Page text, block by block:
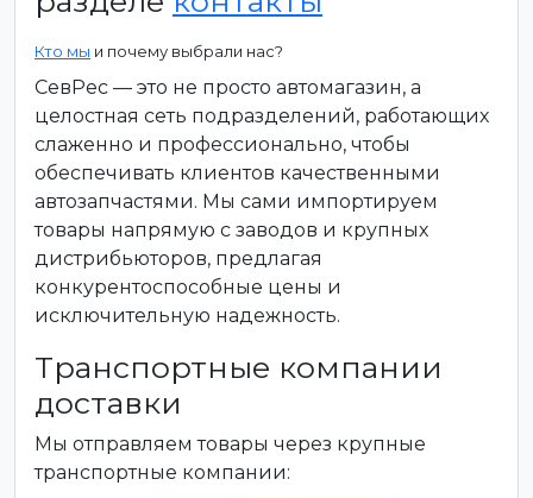
Кто мы и почему выбрали нас?
СевРес — это не просто автомагазин, а
целостная сеть подразделений, работающих
слаженно и профессионально, чтобы
обеспечивать клиентов качественными
автозапчастями. Мы сами импортируем
товары напрямую с заводов и крупных
дистрибьюторов, предлагая
конкурентоспособные цены и
исключительную надежность.
Транспортные компании
доставки
Мы отправляем товары через крупные
транспортные компании: